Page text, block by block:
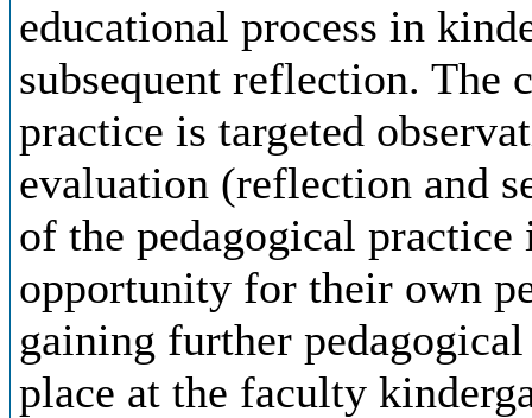
educational process in
subsequent reflection. The
practice is targeted
evaluation (reflection and
of the pedagogical
opportunity for their own
gaining further
place at the faculty